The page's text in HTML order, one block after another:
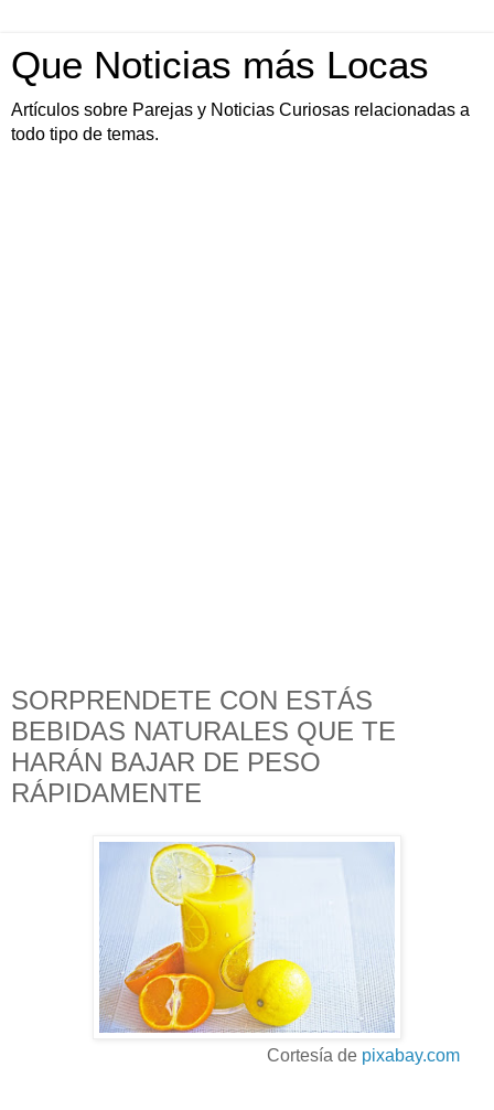
Que Noticias más Locas
Artículos sobre Parejas y Noticias Curiosas relacionadas a
todo tipo de temas.
SORPRENDETE CON ESTÁS
BEBIDAS NATURALES QUE TE
HARÁN BAJAR DE PESO
RÁPIDAMENTE
Cortesía de pixabay.com